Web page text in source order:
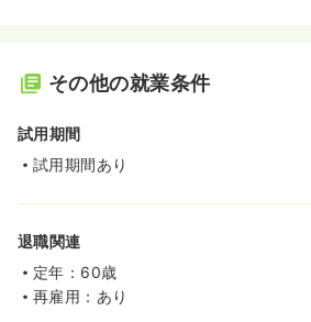
その他の就業条件
試用期間
試用期間あり
退職関連
定年：60歳
再雇用：あり